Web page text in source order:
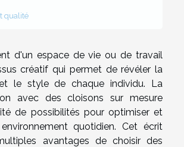
qualité
d'un espace de vie ou de travail
créatif qui permet de révéler la
le style de chaque individu. La
avec des cloisons sur mesure
de possibilités pour optimiser et
quotidien. Cet écrit
avantages de choisir des